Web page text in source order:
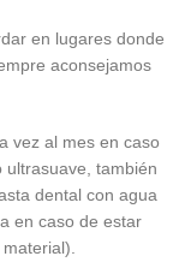
en lugares donde
aconsejamos
vez al mes en caso
ultrasuave, también
dental con agua
en caso de estar